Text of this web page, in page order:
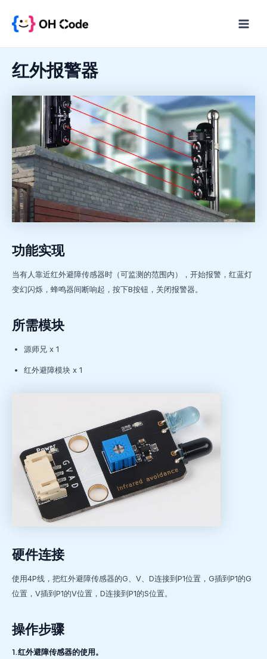
Main
红外报警器
功能实现
当有人靠近红外避障传感器时（可监测的范围内），开始报警，红蓝灯
变幻闪烁，蜂鸣器间断响起，按下B按钮，关闭报警器。
所需模块
源师兄 x 1
红外避障模块 x 1
硬件连接
使用4P线，把红外避障传感器的G、V、D连接到P1位置，G插到P1的G
位置，V插到P1的V位置，D连接到P1的S位置。
操作步骤
1.红外避障传感器的使用。